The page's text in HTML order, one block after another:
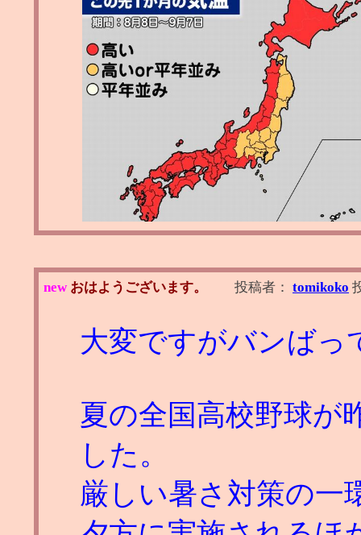
new おはようございます。 投稿者： tomikoko
大変ですがバンばっ
夏の全国高校野球が
した。
厳しい暑さ対策の一